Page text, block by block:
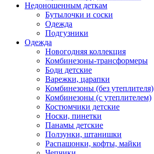
Недоношенным деткам
Бутылочки и соски
Одежда
Подгузники
Одежда
Новогодняя коллекция
Комбинезоны-трансформеры
Боди детские
Варежки, царапки
Комбинезоны (без утеплителя)
Комбинезоны (с утеплителем)
Костюмчики детские
Носки, пинетки
Панамы детские
Ползунки, штанишки
Распашонки, кофты, майки